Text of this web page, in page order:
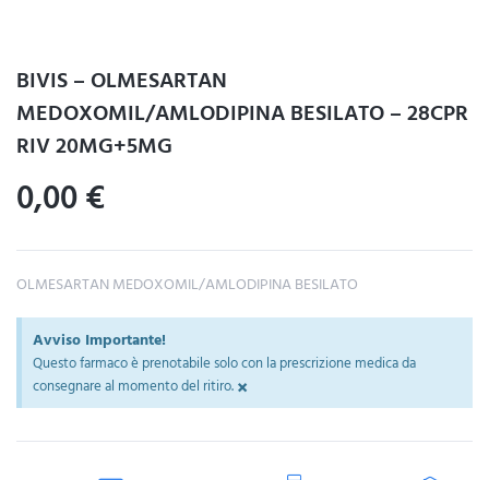
BIVIS – OLMESARTAN
MEDOXOMIL/AMLODIPINA BESILATO – 28CPR
RIV 20MG+5MG
0,00€
OLMESARTAN MEDOXOMIL/AMLODIPINA BESILATO
Avviso Importante!
Questo farmaco è prenotabile solo con la prescrizione medica da
consegnare al momento del ritiro.×